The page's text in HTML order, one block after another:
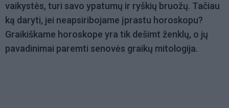
vaikystės, turi savo ypatumų ir ryškių bruožų. Tačiau
ką daryti, jei neapsiribojame įprastu horoskopu?
Graikiškame horoskope yra tik dešimt ženklų, o jų
pavadinimai paremti senovės graikų mitologija.